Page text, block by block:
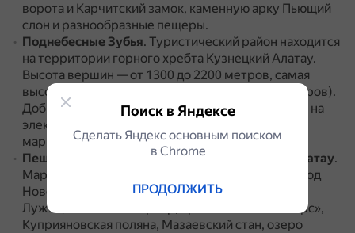
ворота и Карчитский замок, каменную арку Пьющий
слон и разнообразные пещеры.
Поднебесные Зубья. Туристический район находится
на территории горного хребта Кузнецкий Алатау.
Высота вершин — от 1300 до 2200 метров, самая
высокая точка — пик Старая Крепость (2219 метров).
Добраться на Поднебесные Зубья можно только на
электропоезде, ближайшая станция к началу
маршрута — Лужба.
Пеший поход в Золотую долину Кузнецкого Алатау.
Маршрут проходит по следующим пунктам: город
Новокузнецк — город Междуреченск — станция
Лужба, Тальковый карьер, приют «Снежный Барс»,
Куприяновская поляна, Мазаевский стан, озеро
Поиск в Яндексе
Сделать Яндекс основным поиском
в Сhrome
ПРОДОЛЖИТЬ